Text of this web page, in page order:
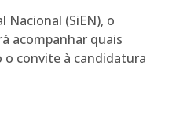
Nacional (SiEN), o
acompanhar quais
convite à candidatura